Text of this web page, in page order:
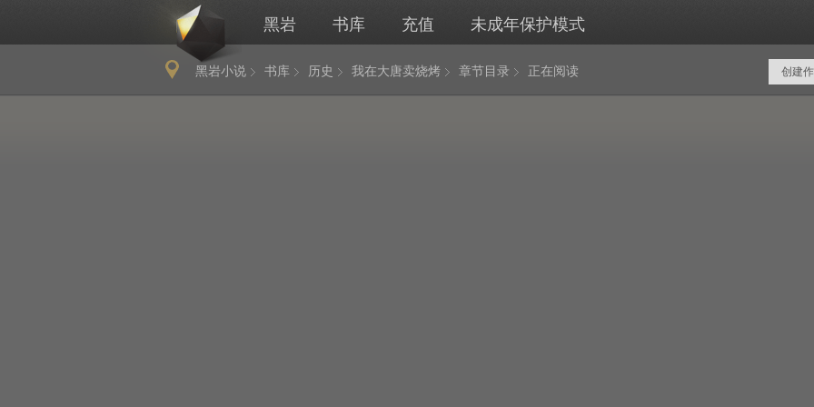
黑岩 书库 充值 未成年保护模式
黑岩小说 书库 历史 我在大唐卖烧烤 章节目录 正在阅读 创建